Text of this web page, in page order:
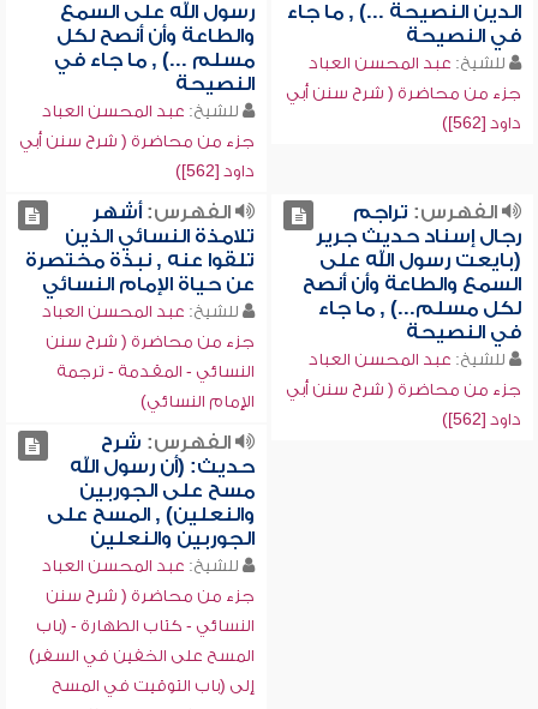
الدين النصيحة ...) , ما جاء
في النصيحة
للشيخ: عبد المحسن العباد
جزء من محاضرة ( شرح سنن أبي
داود [562])
رسول الله على السمع
والطاعة وأن أنصح لكل
مسلم ...) , ما جاء في
النصيحة
للشيخ: عبد المحسن العباد
جزء من محاضرة ( شرح سنن أبي
داود [562])
الفهرس: تراجم
رجال إسناد حديث جرير
(بايعت رسول الله على
السمع والطاعة وأن أنصح
لكل مسلم...) , ما جاء
في النصيحة
للشيخ: عبد المحسن العباد
جزء من محاضرة ( شرح سنن أبي
داود [562])
الفهرس:أشهر
تلامذة النسائي الذين
تلقوا عنه , نبذة مختصرة
عن حياة الإمام النسائي
للشيخ: عبد المحسن العباد
جزء من محاضرة ( شرح سنن
النسائي - المقدمة - ترجمة
الإمام النسائي)
الفهرس: شرح
حديث: (أن رسول الله
مسح على الجوربين
والنعلين) , المسح على
الجوربين والنعلين
للشيخ: عبد المحسن العباد
جزء من محاضرة ( شرح سنن
النسائي - كتاب الطهارة - (باب
المسح على الخفين في السفر)
إلى (باب التوقيت في المسح